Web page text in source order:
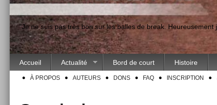
"Je ne suis pas très bon sur les balles de break.
Accueil Actualité Bord de court Histoire
À PROPOS AUTEURS DONS FAQ INSCRIPTION